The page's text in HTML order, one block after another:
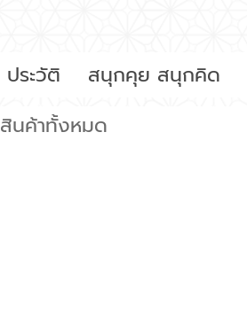
ประวัติ สนุกคุย สนุกคิด
สินค้าทั้งหมด